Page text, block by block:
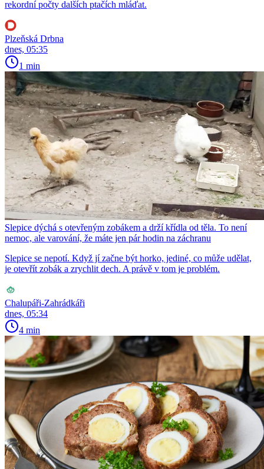
rekordní počty dalších ptačích mláďat.
Plzeňská Drbna
dnes, 05:35
1 min
Slepice dýchá s otevřeným zobákem a drží křídla od těla. To není
nemoc, ale varování, že máte jen pár hodin na záchranu
Slepice se nepotí. Když jí začne být horko, jediné, co může udělat,
je otevřít zobák a zrychlit dech. A právě v tom je problém.
Chalupáři-Zahrádkáři
dnes, 05:34
4 min